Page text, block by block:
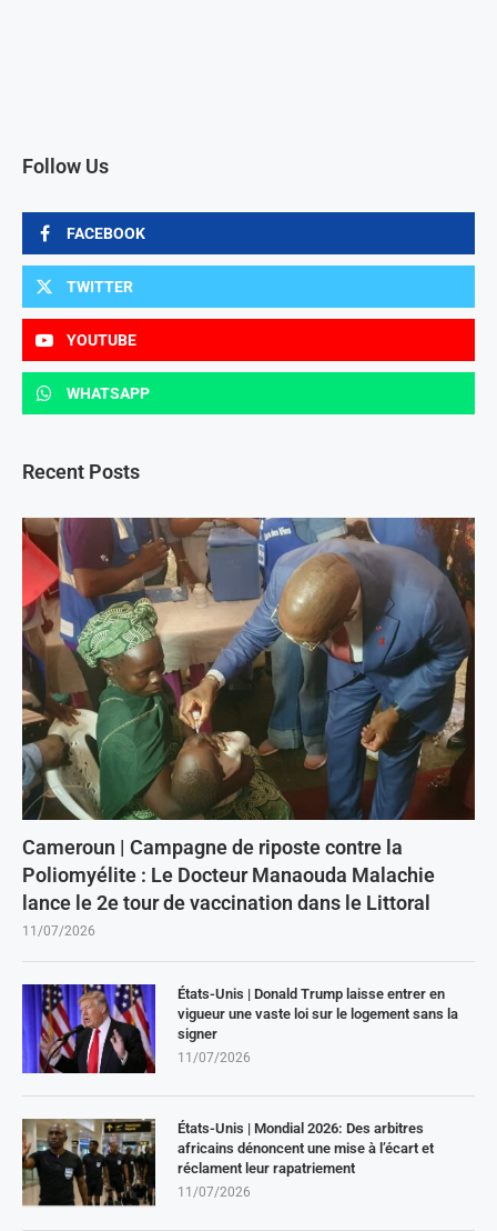
Follow Us
FACEBOOK
TWITTER
YOUTUBE
WHATSAPP
Recent Posts
Cameroun | Campagne de riposte contre la
Poliomyélite : Le Docteur Manaouda Malachie
lance le 2e tour de vaccination dans le Littoral
11/07/2026
États-Unis | Donald Trump laisse entrer en
vigueur une vaste loi sur le logement sans la
signer
11/07/2026
États-Unis | Mondial 2026: Des arbitres
africains dénoncent une mise à l’écart et
réclament leur rapatriement
11/07/2026